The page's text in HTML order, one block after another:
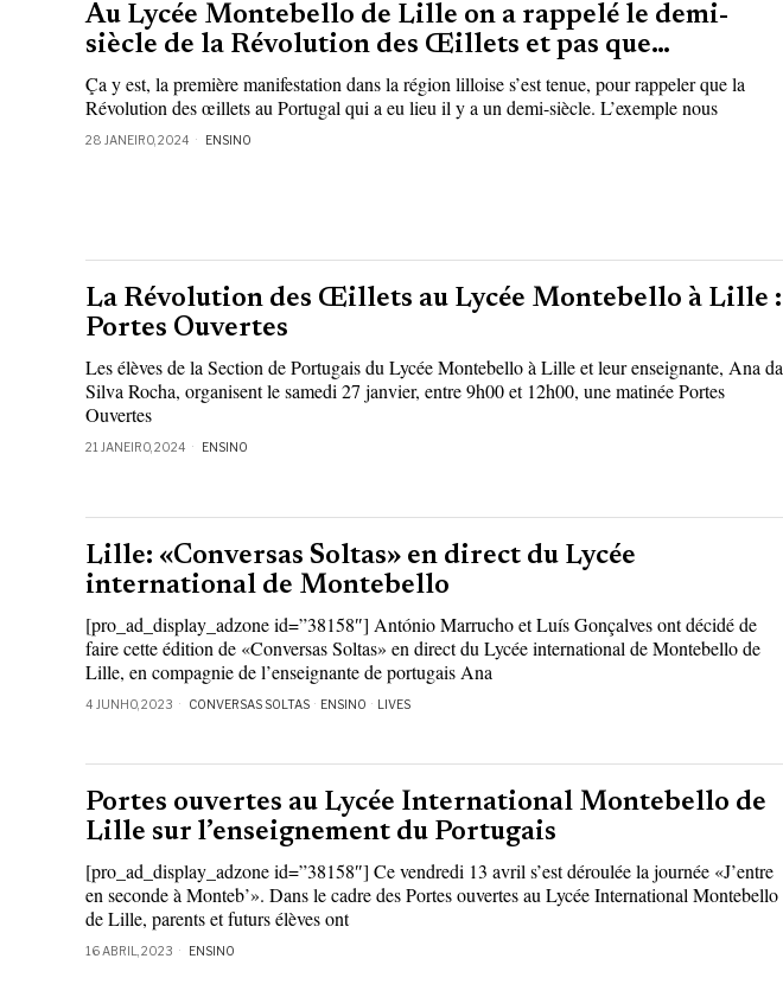
Au Lycée Montebello de Lille on a rappelé le demi-
siècle de la Révolution des Œillets et pas que…
Ça y est, la première manifestation dans la région lilloise s’est tenue, pour rappeler que la
Révolution des œillets au Portugal qui a eu lieu il y a un demi-siècle. L’exemple nous
28 JANEIRO, 2024 ENSINO
La Révolution des Œillets au Lycée Montebello à Lille :
Portes Ouvertes
Les élèves de la Section de Portugais du Lycée Montebello à Lille et leur enseignante, Ana da
Silva Rocha, organisent le samedi 27 janvier, entre 9h00 et 12h00, une matinée Portes
Ouvertes
21 JANEIRO, 2024 ENSINO
Lille: «Conversas Soltas» en direct du Lycée
international de Montebello
[pro_ad_display_adzone id=”38158″] António Marrucho et Luís Gonçalves ont décidé de
faire cette édition de «Conversas Soltas» en direct du Lycée international de Montebello de
Lille, en compagnie de l’enseignante de portugais Ana
4 JUNHO, 2023 CONVERSAS SOLTAS · ENSINO · LIVES
Portes ouvertes au Lycée International Montebello de
Lille sur l’enseignement du Portugais
[pro_ad_display_adzone id=”38158″] Ce vendredi 13 avril s’est déroulée la journée «J’entre
en seconde à Monteb’». Dans le cadre des Portes ouvertes au Lycée International Montebello
de Lille, parents et futurs élèves ont
16 ABRIL, 2023 ENSINO